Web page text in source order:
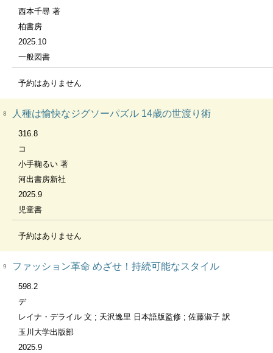
西本千尋 著
柏書房
2025.10
一般図書
予約はありません
8 人種は愉快なジグソーパズル 14歳の世渡り術
316.8
コ
小手鞠るい 著
河出書房新社
2025.9
児童書
予約はありません
9 ファッション革命 めざせ！持続可能なスタイル
598.2
デ
レイナ・デライル 文 ; 天沢逸里 日本語版監修 ; 佐藤淑子 訳
玉川大学出版部
2025.9